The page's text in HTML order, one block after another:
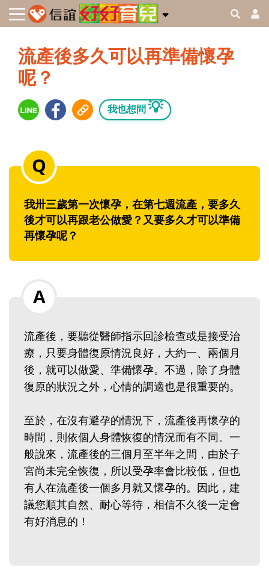
流產後多久可以再準備懷孕
呢？
我也想問 💡
我卅三歲第一次懷孕，在第七週流產，要多久
後才可以再跟老公做愛？又要多久才可以準備
再懷孕呢？
流產後，要聽從醫師指示回診檢查或是接受治
療，只要身體復原情況良好，大約一、兩個月
後，就可以做愛、準備懷孕。不過，除了身體
復原的狀況之外，心情的調適也是很重要的。
至於，在沒有避孕的情況下，流產後再懷孕的
時間，則依個人身體恢復的情況而有不同。一
般說來，流產後的三個月至半年之間，由於子
宮尚未完全恢復，所以受孕率會比較低，但也
有人在流產後一個多月就又懷孕的。因此，建
議您順其自然、耐心等待，相信不久後一定會
有好消息的！